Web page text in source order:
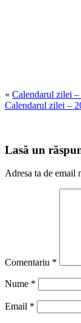
« Calendarul zilei
Calendarul zilei –
Lasă un
Adresa ta de email
Comentariu *
Nume *
Email *